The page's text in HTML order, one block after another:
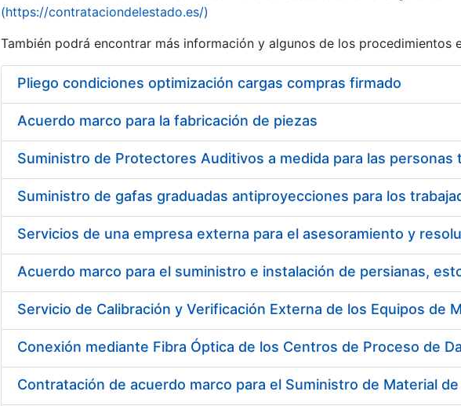
Show/Hide
Show/Hide
Show/Hide
(https://contrataciondelestado.es/)
También podrá encontrar más información y algunos de los procedimientos
Pliego condiciones optimización cargas compras firmado
Acuerdo marco para la fabricación de piezas
Acuerdo marco para el suministro e instalación de persianas,